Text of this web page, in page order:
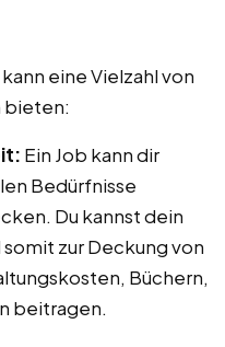
eine Vielzahl von
bieten:
Ein Job kann dir
Bedürfnisse
Du kannst dein
zur Deckung von
Büchern,
beitragen.